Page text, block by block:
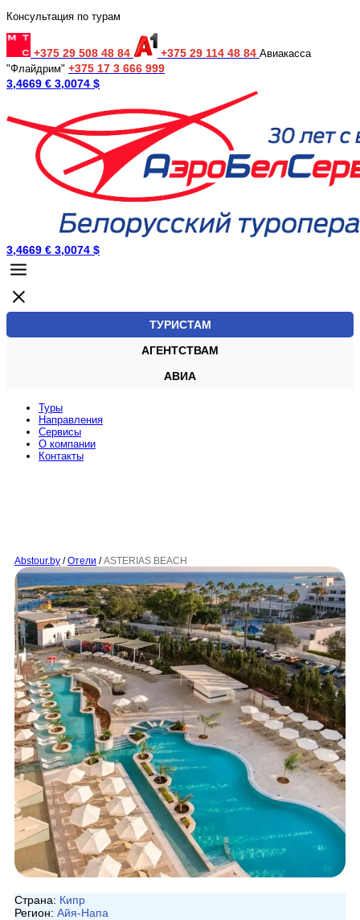
Консультация по турам
+375 29 508 48 84 +375 29 114 48 84 Авиакасса
"Флайдрим" +375 17 3 666 999
3,4669 € 3,0074 $
3,4669 € 3,0074 $
ТУРИСТАМ
АГЕНТСТВАМ
АВИА
Туры
Направления
Сервисы
O компании
Контакты
Abstour.by / Отели / ASTERIAS BEACH
Страна: Кипр
Регион: Айя-Напа